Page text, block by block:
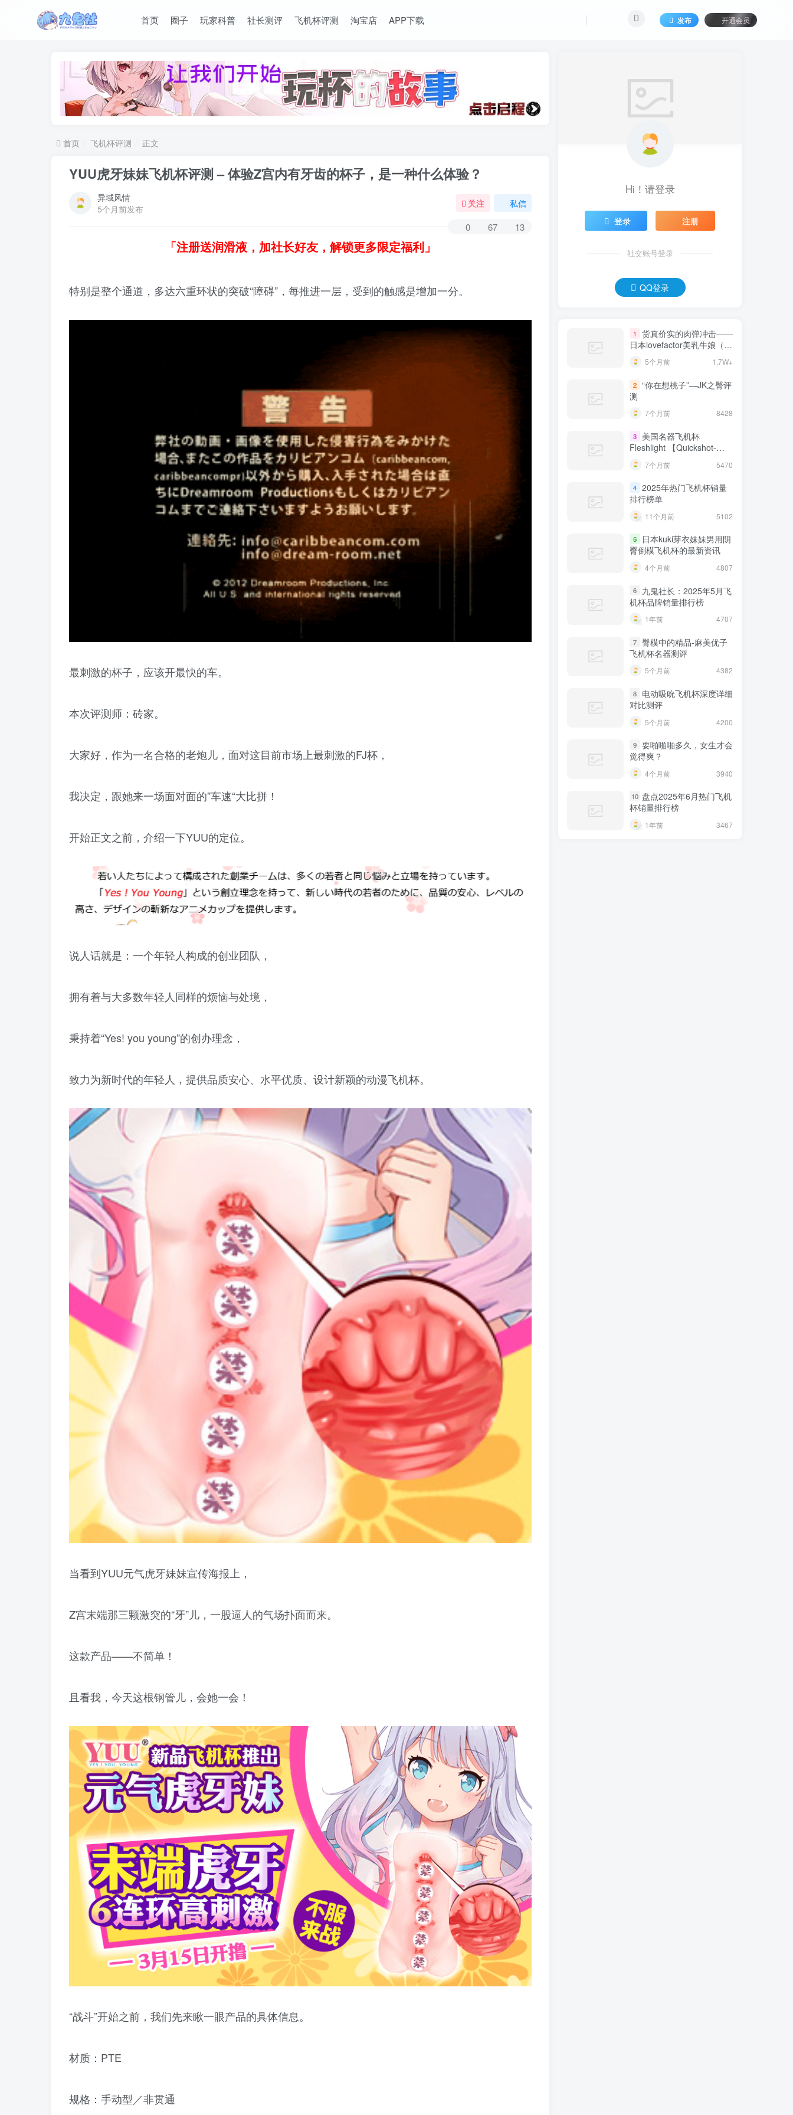
首页 圈子 玩家科普 社长测评 飞机杯评测 淘宝店 APP下载 发布 开通会员
首页 飞机杯评测 正文
YUU虎牙妹妹飞机杯评测 – 体验Z宫内有牙齿的杯子，是一种什么体验？
异域风情
5个月前发布
关注 私信
0 67 13
「注册送润滑液，加社长好友，解锁更多限定福利」
特别是整个通道，多达六重环状的突破“障碍”，每推进一层，受到的触感是增加一分。
最刺激的杯子，应该开最快的车。
本次评测师：砖家。
大家好，作为一名合格的老炮儿，面对这目前市场上最刺激的FJ杯，
我决定，跟她来一场面对面的”车速“大比拼！
开始正文之前，介绍一下YUU的定位。
说人话就是：一个年轻人构成的创业团队，
拥有着与大多数年轻人同样的烦恼与处境，
秉持着“Yes! you young”的创办理念，
致力为新时代的年轻人，提供品质安心、水平优质、设计新颖的动漫飞机杯。
当看到YUU元气虎牙妹妹宣传海报上，
Z宫末端那三颗激突的“牙”儿，一股逼人的气场扑面而来。
这款产品——不简单！
且看我，今天这根钢管儿，会她一会！
“战斗”开始之前，我们先来瞅一眼产品的具体信息。
材质：PTE
规格：手动型／非贯通
Hi！请登录
登录 注册
社交账号登录
QQ登录
1
货真价实的肉弹冲击——
日本lovefactor美乳牛娘（大
副标题]5个月前 1.7W+
2 “你在想桃子”—JK之臀评
测
7个月前 8428
3
美国名器飞机杯
Fleshlight 【Quickshot-
评测 7个月前 5470
4 2025年热门飞机杯销量
排行榜单
11个月前 5102
5
日本kuki芽衣妹妹男用阴
臀倒模飞机杯的最新资讯
4个月前 4807
6
九鬼社长：2025年5月飞
机杯品牌销量排行榜
1年前 4707
7 臀模中的精品-麻美优子
飞机杯名器测评
5个月前 4382
8
电动吸吮飞机杯深度详细
对比测评
5个月前 4200
9 要啪啪啪多久，女生才会
觉得爽？
4个月前 3940
10 盘点2025年6月热门飞机
杯销量排行榜
1年前 3467